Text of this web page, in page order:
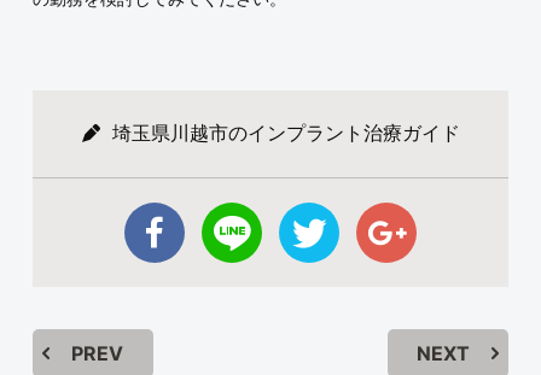
埼玉県川越市のインプラント治療ガイド
PREV NEXT